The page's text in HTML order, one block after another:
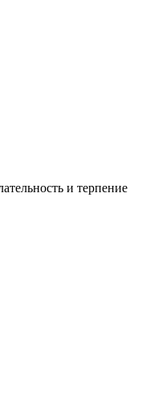
и терпение